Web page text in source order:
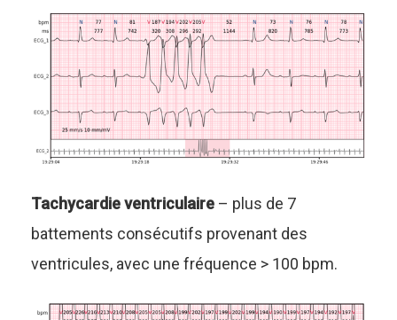
Tachycardie ventriculaire – plus de 7
battements consécutifs provenant des
ventricules, avec une fréquence > 100 bpm.